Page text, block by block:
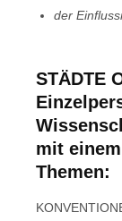
der
STÄDTE
mit
Themen: